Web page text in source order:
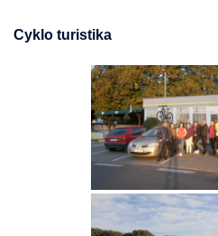
Cyklo turistika